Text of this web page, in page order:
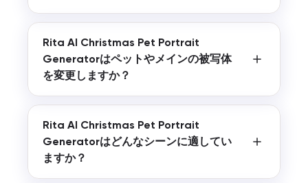
Rita AI Christmas Pet Portrait
Generatorはペットやメインの被写体
を変更しますか？
Rita AI Christmas Pet Portrait
Generatorはどんなシーンに適してい
ますか？